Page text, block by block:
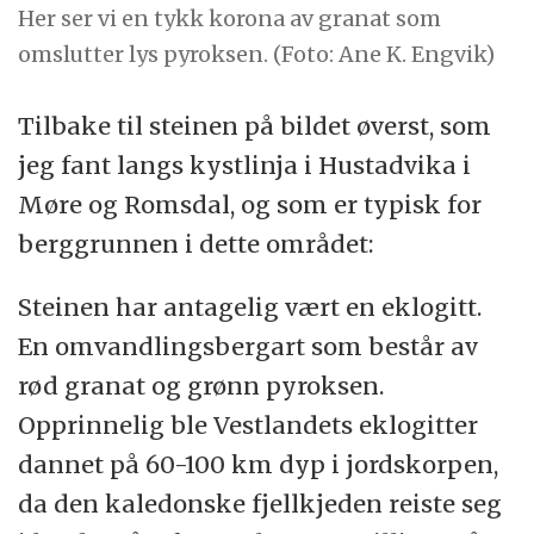
Her ser vi en tykk korona av granat som
omslutter lys pyroksen. (Foto: Ane K. Engvik)
Tilbake til steinen på bildet øverst, som
jeg fant langs kystlinja i Hustadvika i
Møre og Romsdal, og som er typisk for
berggrunnen i dette området:
Steinen har antagelig vært en eklogitt.
En omvandlingsbergart som består av
rød granat og grønn pyroksen.
Opprinnelig ble Vestlandets eklogitter
dannet på 60-100 km dyp i jordskorpen,
da den kaledonske fjellkjeden reiste seg